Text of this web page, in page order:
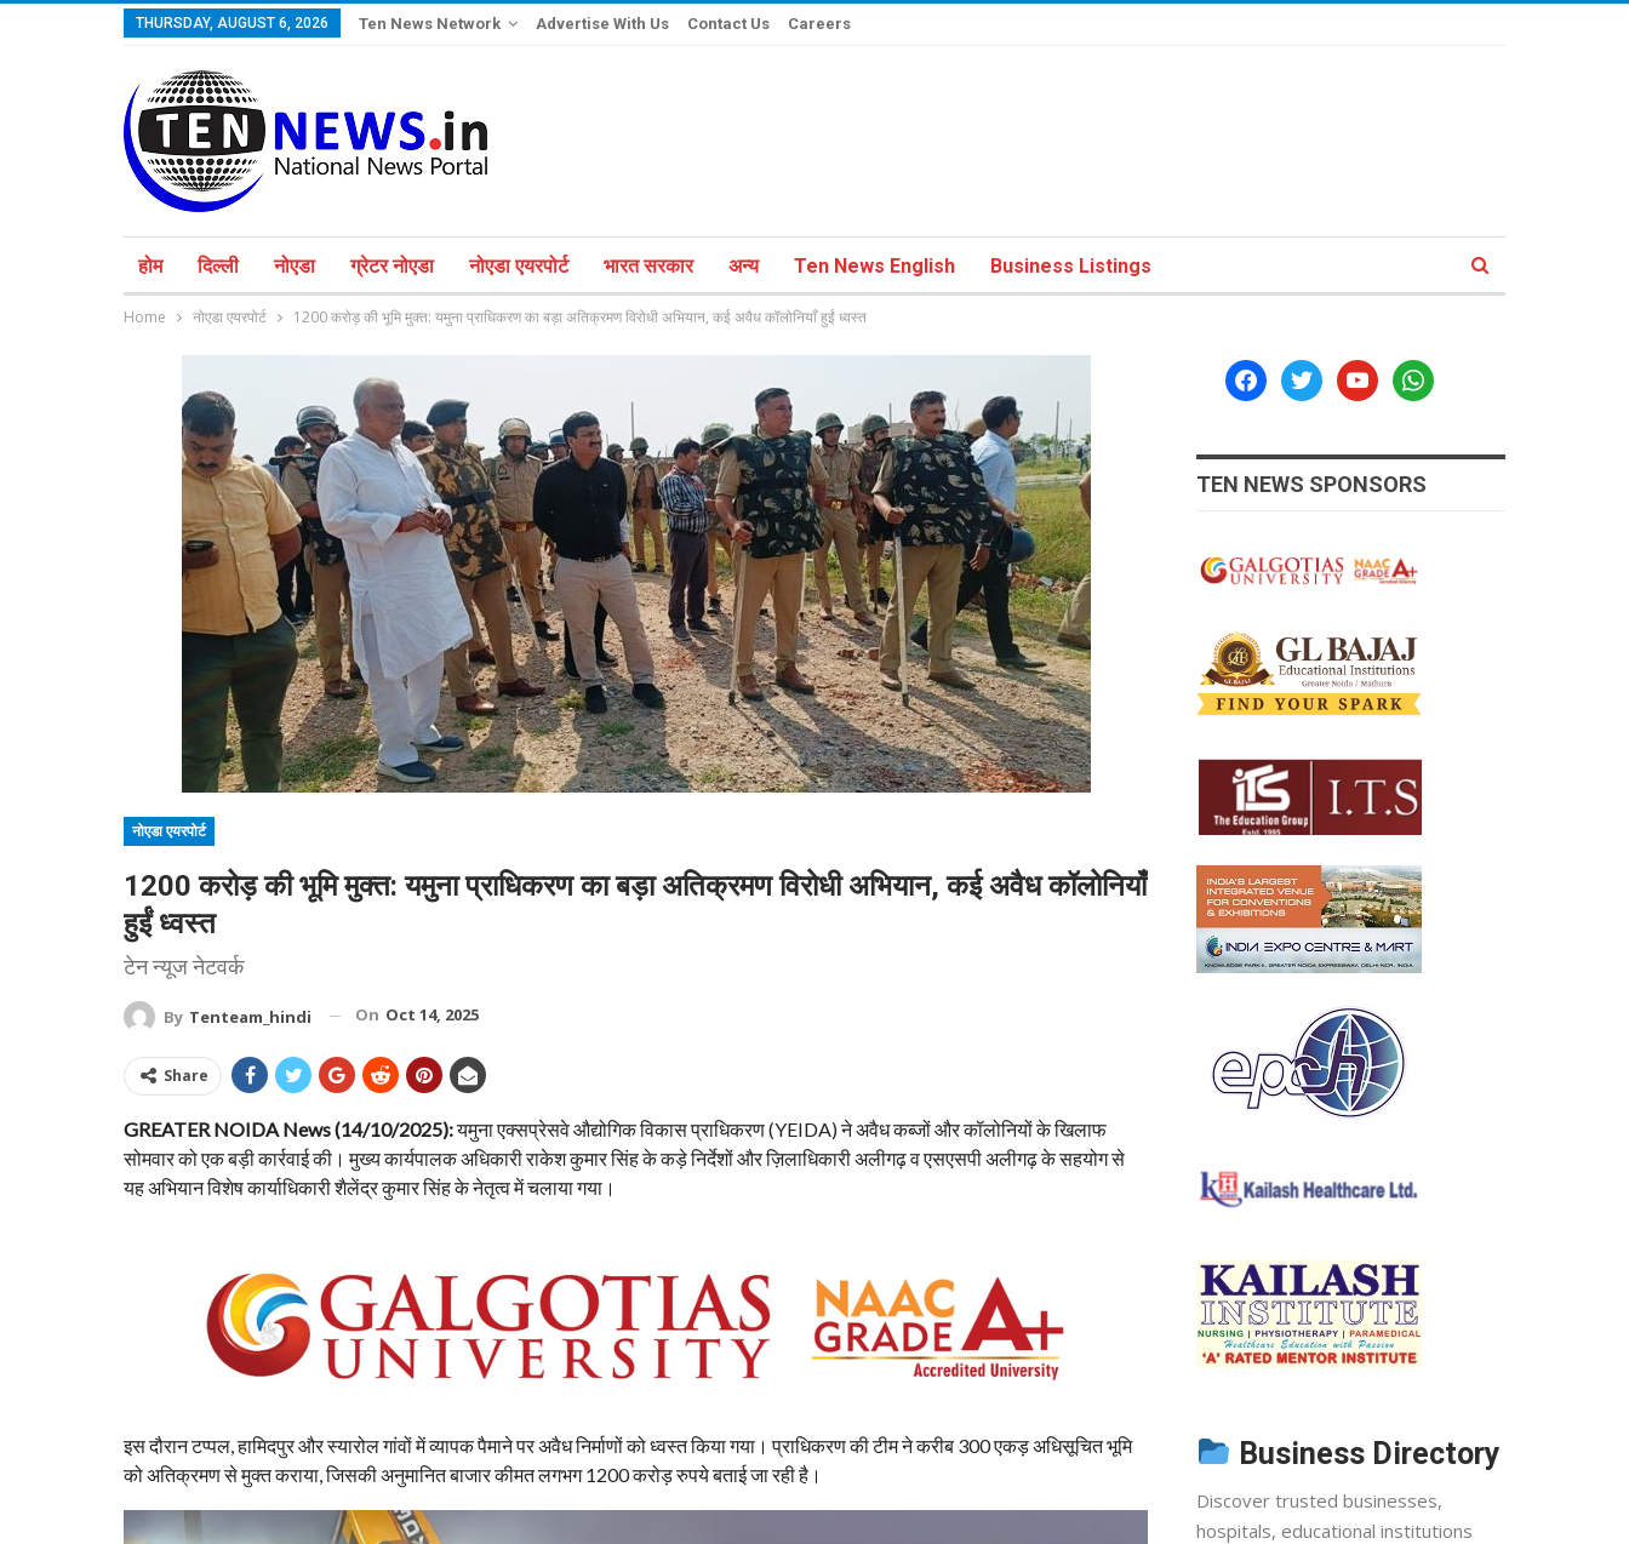
THURSDAY, AUGUST 6, 2026 Ten News Network Advertise With Us Contact Us Careers
होम दिल्ली नोएडा ग्रेटर नोएडा नोएडा एयरपोर्ट भारत सरकार अन्य Ten News English Business Listings
Home नोएडा एयरपोर्ट 1200 करोड़ की भूमि मुक्त: यमुना प्राधिकरण का बड़ा अतिक्रमण विरोधी अभियान, कई अवैध कॉलोनियाँ हुईं ध्वस्त
नोएडा एयरपोर्ट
1200 करोड़ की भूमि मुक्त: यमुना प्राधिकरण का बड़ा अतिक्रमण विरोधी अभियान, कई अवैध कॉलोनियाँ
हुईं ध्वस्त
टेन न्यूज नेटवर्क
By Tenteam_hindi On Oct 14, 2025
Share
GREATER NOIDA News (14/10/2025):यमुना एक्सप्रेसवे औद्योगिक विकास प्राधिकरण (YEIDA) ने अवैध कब्जों और कॉलोनियों के खिलाफ
सोमवार को एक बड़ी कार्रवाई की। मुख्य कार्यपालक अधिकारी राकेश कुमार सिंह के कड़े निर्देशों और ज़िलाधिकारी अलीगढ़ व एसएसपी अलीगढ़ के सहयोग से
यह अभियान विशेष कार्याधिकारी शैलेंद्र कुमार सिंह के नेतृत्व में चलाया गया।
इस दौरान टप्पल, हामिदपुर और स्यारोल गांवों में व्यापक पैमाने पर अवैध निर्माणों को ध्वस्त किया गया। प्राधिकरण की टीम ने करीब 300 एकड़ अधिसूचित भूमि
को अतिक्रमण से मुक्त कराया, जिसकी अनुमानित बाजार कीमत लगभग 1200 करोड़ रुपये बताई जा रही है।
facebooktwitteryoutubewhatsapp
TEN NEWS SPONSORS
Business Directory
Discover trusted businesses,
hospitals, educational institutions